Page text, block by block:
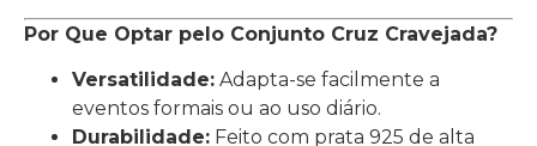
Por Que Optar pelo Conjunto Cruz Cravejada?
Versatilidade: Adapta-se facilmente a
eventos formais ou ao uso diário.
Durabilidade: Feito com prata 925 de alta